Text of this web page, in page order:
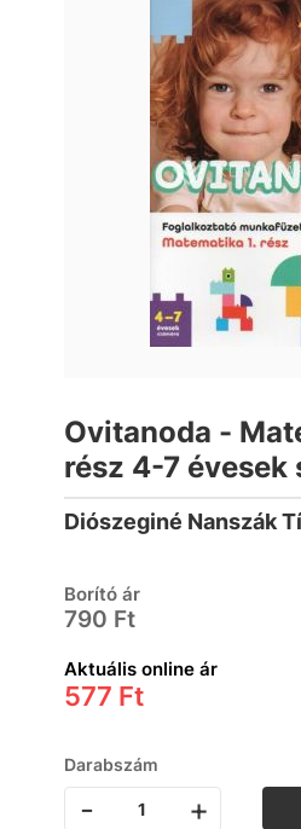
Ovitanoda -
rész 4-7 évesek
Diószeginé Nanszák
Borító ár
790 Ft
Aktuális online ár
577 Ft
Darabszám
- +